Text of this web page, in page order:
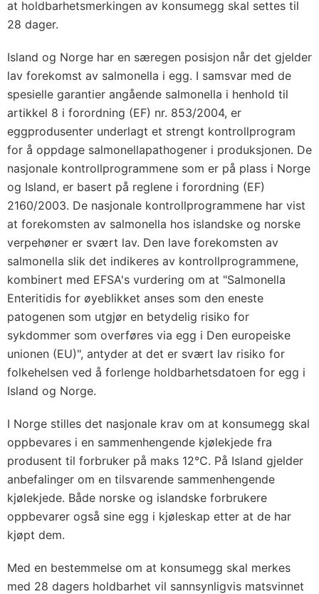
at holdbarhetsmerkingen av konsumegg skal settes til
28 dager.
Island og Norge har en særegen posisjon når det gjelder
lav forekomst av salmonella i egg. I samsvar med de
spesielle garantier angående salmonella i henhold til
artikkel 8 i forordning (EF) nr. 853/2004, er
eggprodusenter underlagt et strengt kontrollprogram
for å oppdage salmonellapathogener i produksjonen. De
nasjonale kontrollprogrammene som er på plass i Norge
og Island, er basert på reglene i forordning (EF)
2160/2003. De nasjonale kontrollprogrammene har vist
at forekomsten av salmonella hos islandske og norske
verpehøner er svært lav. Den lave forekomsten av
salmonella slik det indikeres av kontrollprogrammene,
kombinert med EFSA's vurdering om at "Salmonella
Enteritidis for øyeblikket anses som den eneste
patogenen som utgjør en betydelig risiko for
sykdommer som overføres via egg i Den europeiske
unionen (EU)", antyder at det er svært lav risiko for
folkehelsen ved å forlenge holdbarhetsdatoen for egg i
Island og Norge.
I Norge stilles det nasjonale krav om at konsumegg skal
oppbevares i en sammenhengende kjølekjede fra
produsent til forbruker på maks 12℃. På Island gjelder
anbefalinger om en tilsvarende sammenhengende
kjølekjede. Både norske og islandske forbrukere
oppbevarer også sine egg i kjøleskap etter at de har
kjøpt dem.
Med en bestemmelse om at konsumegg skal merkes
med 28 dagers holdbarhet vil sannsynligvis matsvinnet